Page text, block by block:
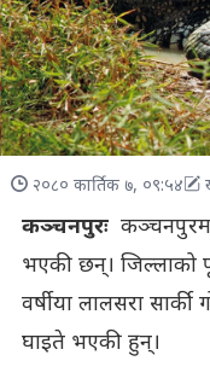
२०८० कार्तिक ७, ०९:५४
कञ्चनपुरः
भएकी छन्। जिल्लाको
वर्षीया लालसरा
घाइते भएकी हुन्।